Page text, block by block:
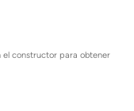
el constructor para obtener